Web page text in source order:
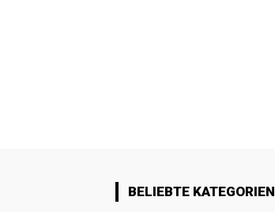
BELIEBTE KATEGORIEN